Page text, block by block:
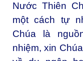
Nước Thiên
một cách tự
Chúa là
nhiệm, xin